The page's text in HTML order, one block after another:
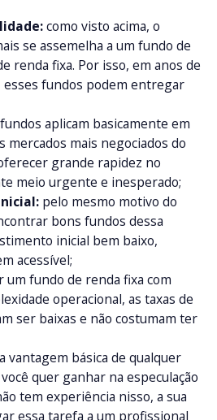
como visto acima, o
se assemelha a um fundo de
renda fixa. Por isso, em anos de
esses fundos podem entregar
aplicam basicamente em
mercados mais negociados do
grande rapidez no
meio urgente e inesperado;
pelo mesmo motivo do
bons fundos dessa
inicial bem baixo,
acessível;
um fundo de renda fixa com
operacional, as taxas de
ser baixas e não costumam ter
a vantagem básica de qualquer
quer ganhar na especulação
tem experiência nisso, a sua
essa tarefa a um profissional